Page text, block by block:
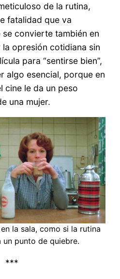
de la rutina,
fatalidad que va
convierte también en
la opresión cotidiana sin
para “sentirse bien”,
algo esencial, porque en
cine le da un peso
una mujer.
la sala, como si la rutina
punto de quiebre.
***